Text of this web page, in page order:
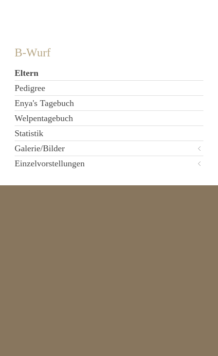
B-Wurf
Eltern
Pedigree
Enya's Tagebuch
Welpentagebuch
Statistik
Galerie/Bilder
Einzelvorstellungen